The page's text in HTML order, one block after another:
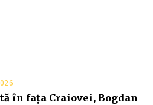
în fața Craiovei, Bogdan